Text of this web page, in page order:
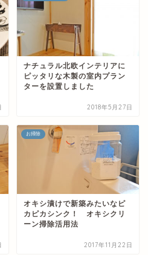
ナチュラル北欧インテリアに
ピッタリな木製の室内プラン
ターを設置しました
2018年5月27日
お掃除
オキシ漬けで新築みたいなピ
カピカシンク！ オキシクリ
ーン掃除活用法
2017年11月22日